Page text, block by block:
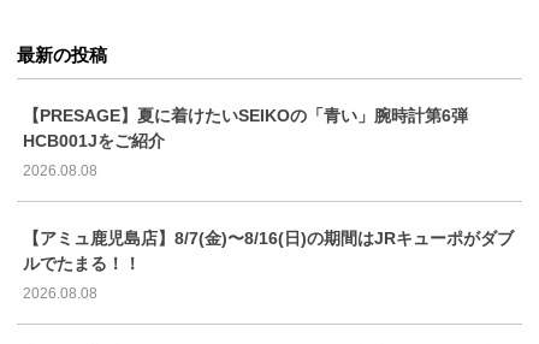
最新の投稿
【PRESAGE】夏に着けたいSEIKOの「青い」腕時計第6弾
HCB001Jをご紹介
2026.08.08
【アミュ鹿児島店】8/7(金)〜8/16(日)の期間はJRキューポがダブ
ルでたまる！！
2026.08.08